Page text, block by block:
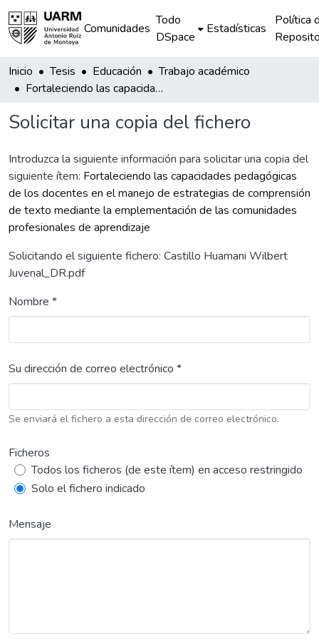
Comunidades
Todo
DSpace
Estadísticas
Política
Inicio Tesis Educación
Trabajo académico
Fortaleciendo las capacidades pedagógicas de los docentes en el manejo de estrategias de comprensión de texto mediante la emplementación de las comunidades profesionales de aprendizaje
Solicitar una copia del fichero
Introduzca la siguiente información para solicitar una copia del
siguiente ítem: Fortaleciendo las capacidades pedagógicas
de los docentes en el manejo de estrategias de comprensión
de texto mediante la emplementación de las comunidades
profesionales de aprendizaje
Solicitando el siguiente fichero: Castillo Huamani Wilbert
Juvenal_DR.pdf
Nombre *
Su dirección de correo electrónico *
Se enviará el fichero a esta dirección de correo electrónico.
Ficheros
Todos los ficheros (de este ítem) en acceso restringido
Solo el fichero indicado
Mensaje